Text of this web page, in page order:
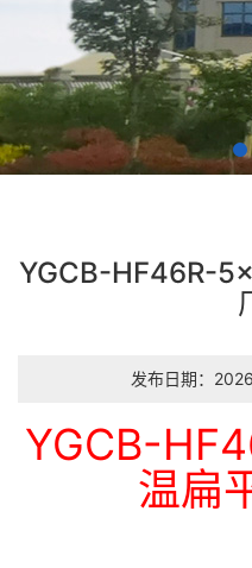
YGCB-HF46R-
发布日期：
YGCB-
温扁